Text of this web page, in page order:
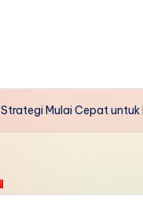
Mulai Cepat